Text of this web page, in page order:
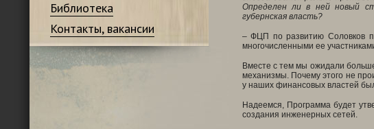
Библиотека
Контакты, вакансии
Определен ли в ней новый
губернская власть?
– ФЦП по развитию Соловков
многочисленными ее
Вместе с тем мы ожидали
механизмы. Почему этого не
у наших финансовых властей
Надеемся, Программа будет
создания инженерных сетей.